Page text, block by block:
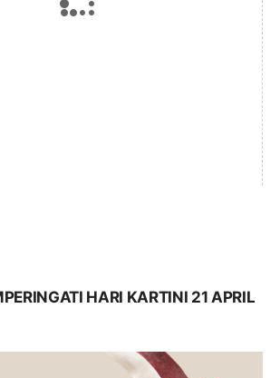
HARI KARTINI 21 APRIL